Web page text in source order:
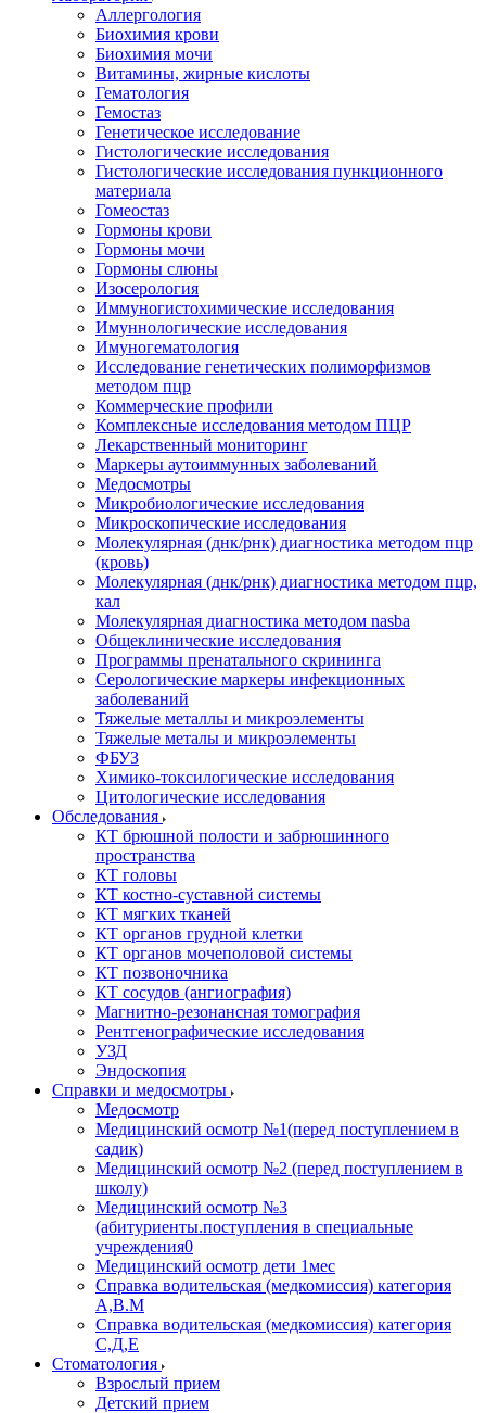
Аллергология
Биохимия крови
Биохимия мочи
Витамины, жирные кислоты
Гематология
Гемостаз
Генетическое исследование
Гистологические исследования
Гистологические исследования пункционного
материала
Гомеостаз
Гормоны крови
Гормоны мочи
Гормоны слюны
Изосерология
Иммуногистохимические исследования
Имуннологические исследования
Имуногематология
Исследование генетических полиморфизмов
методом пцр
Коммерческие профили
Комплексные исследования методом ПЦР
Лекарственный мониторинг
Маркеры аутоиммунных заболеваний
Медосмотры
Микробиологические исследования
Микроскопические исследования
Молекулярная (днк/рнк) диагностика методом пцр
(кровь)
Молекулярная (днк/рнк) диагностика методом пцр,
кал
Молекулярная диагностика методом nasba
Общеклинические исследования
Программы пренатального скрининга
Серологические маркеры инфекционных
заболеваний
Тяжелые металлы и микроэлементы
Тяжелые металы и микроэлементы
ФБУЗ
Химико-токсилогические исследования
Цитологические исследования
Обследования
КТ брюшной полости и забрюшинного
пространства
КТ головы
КТ костно-суставной системы
КТ мягких тканей
КТ органов грудной клетки
КТ органов мочеполовой системы
КТ позвоночника
КТ сосудов (ангиография)
Магнитно-резонансная томография
Рентгенографические исследования
УЗД
Эндоскопия
Справки и медосмотры
Медосмотр
Медицинский осмотр №1(перед поступлением в
садик)
Медицинский осмотр №2 (перед поступлением в
школу)
Медицинский осмотр №3
(абитуриенты.поступления в специальные
учреждения0
Медицинский осмотр дети 1мес
Справка водительская (медкомиссия) категория
А,В.М
Справка водительская (медкомиссия) категория
С,Д,Е
Стоматология
Взрослый прием
Детский прием